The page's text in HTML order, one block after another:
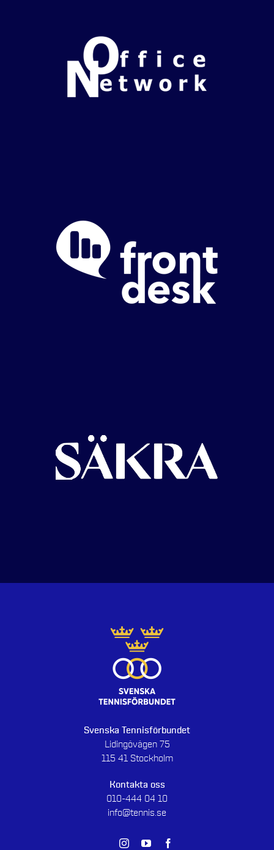
Svenska Tennisförbundet
Lidingövägen 75
115 41 Stockholm
Kontakta oss
010-444 04 10
info@tennis.se